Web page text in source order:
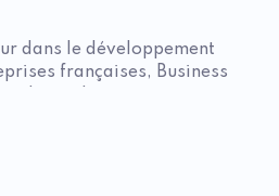
dans le développement
françaises, Business
le secteur de la santé.